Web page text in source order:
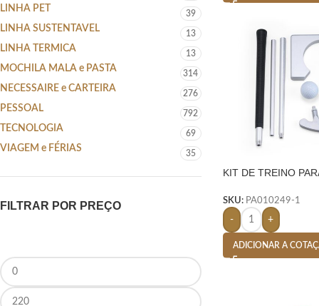
LINHA PET 39
LINHA SUSTENTAVEL 13
LINHA TERMICA 13
MOCHILA MALA e PASTA 314
NECESSAIRE e CARTEIRA 276
PESSOAL 792
TECNOLOGIA 69
VIAGEM e FÉRIAS 35
FILTRAR POR PREÇO
KIT DE TREINO
SKU: PA010249-1
- +
ADICIONAR A